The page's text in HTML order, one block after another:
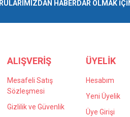
farklı alternatifler olmalı.
HABERDAR OLMAK
ALIŞVERİŞ
Mesafeli Satış
Sözleşmesi
Gizlilik ve Güvenlik
ÜYELİK
Hesabım
Yeni Üyelik
Üye Girişi